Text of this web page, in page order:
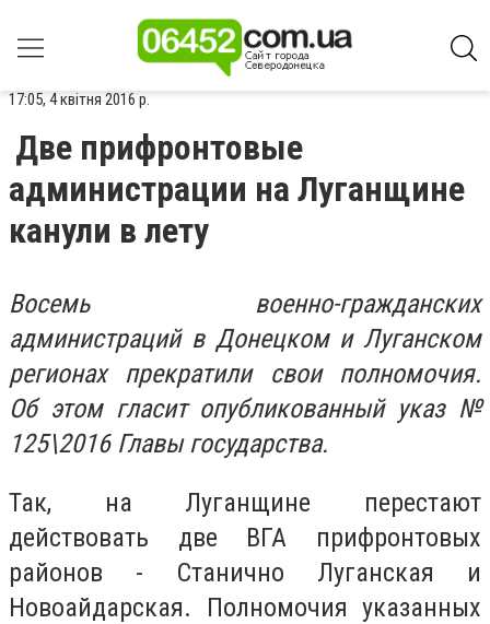
17:05, 4 квітня 2016 р.
Две прифронтовые
администрации на Луганщине
канули в лету
Восемь военно-гражданских
администраций в Донецком и Луганском
регионах прекратили свои полномочия.
Об этом гласит опубликованный указ №
125\2016 Главы государства.
Так, на Луганщине перестают
действовать две ВГА прифронтовых
районов - Станично Луганская и
Новоайдарская. Полномочия указанных